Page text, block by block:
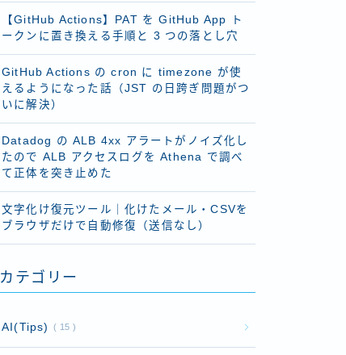
【GitHub Actions】PAT を GitHub App ト
ークンに置き換える手順と 3 つの落とし穴
GitHub Actions の cron に timezone が使
えるようになった話（JST の日跨ぎ問題がつ
いに解決）
Datadog の ALB 4xx アラートがノイズ化し
たので ALB アクセスログを Athena で調べ
て正体を突き止めた
文字化け復元ツール｜化けたメール・CSVを
ブラウザだけで自動修復（送信なし）
カテゴリー
AI(Tips) 15